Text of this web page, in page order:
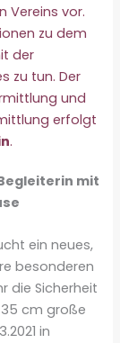
Vereins vor.
zu dem
der
zu tun. Der
und
erfolgt
.
mit
ein neues,
besonderen
die Sicherheit
cm große
in